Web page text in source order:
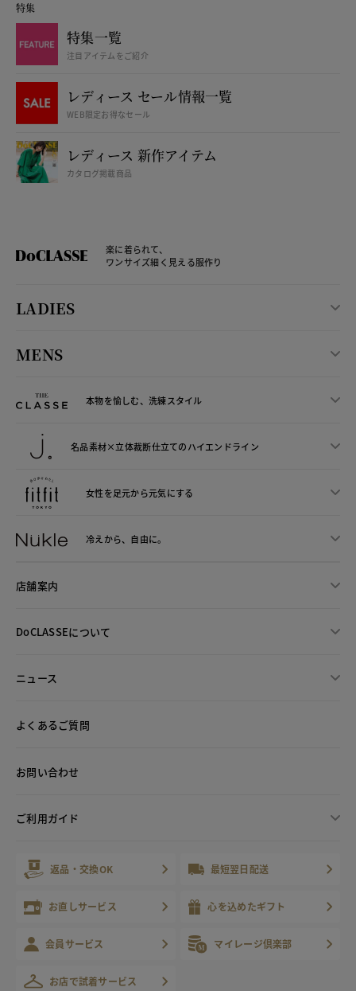
特集
特集一覧
注目アイテムをご紹介
レディース セール情報一覧
WEB限定お得なセール
レディース 新作アイテム
カタログ掲載商品
楽に着られて、
ワンサイズ細く見える服作り
LADIES
MENS
本物を愉しむ、洗練スタイル
名品素材×立体裁断仕立てのハイエンドライン
女性を足元から元気にする
冷えから、 自由に。
店舗案内
DoCLASSEについて
ニュース
よくあるご質問
お問い合わせ
ご利用ガイド
返品・交換OK 最短翌日配送
お直しサービス 心を込めたギフト
会員サービス マイレージ倶楽部
お店で試着サービス